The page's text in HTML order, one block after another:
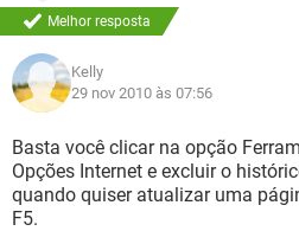
Melhor resposta
Kelly
29 nov 2010 às 07:56
Basta você clicar na opção
Opções Internet e excluir o
quando quiser atualizar uma
F5.